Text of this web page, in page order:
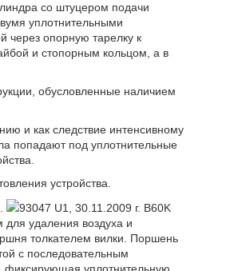
со штуцером подачи
уплотнительными
через опорную тарелку к
и стопорным кольцом, а в
обусловленные наличием
и как следствие интенсивному
попадают под уплотнительные
устройства.
93047 U1, 30.11.2009 г. B60K
удаления воздуха и
толкателем вилки. Поршень
с последовательным